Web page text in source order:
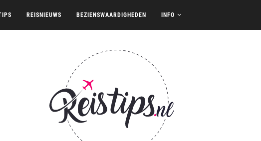
REISNIEUWS BEZIENSWAARDIGHEDEN INFO